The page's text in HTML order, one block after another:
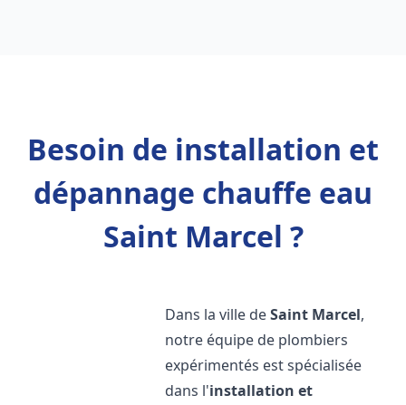
Besoin de installation et
dépannage chauffe eau
Saint Marcel ?
Dans la ville deSaint Marcel,
notre équipe de plombiers
expérimentés est spécialisée
dans l'installation et